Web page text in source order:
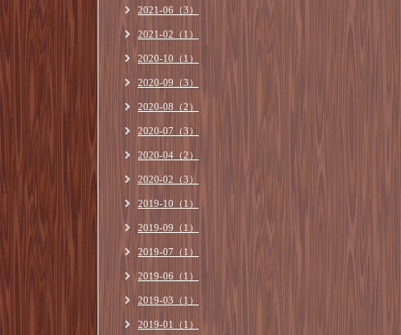
2021-06（3）
2021-02（1）
2020-10（1）
2020-09（3）
2020-08（2）
2020-07（3）
2020-04（2）
2020-02（3）
2019-10（1）
2019-09（1）
2019-07（1）
2019-06（1）
2019-03（1）
2019-01（1）